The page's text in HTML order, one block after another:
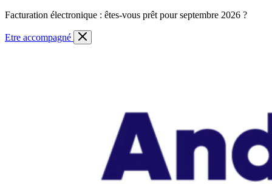
Skip
content
Facturation électronique : êtes-vous prêt pour septembre 2026 ?
Etre accompagné